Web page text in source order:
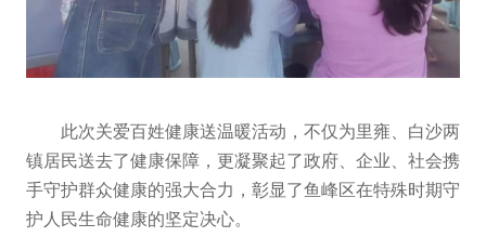
此次关爱百姓健康送温暖活动，不仅为里雍、白沙两
镇居民送去了健康保障，更凝聚起了政府、企业、社会携
手守护群众健康的强大合力，彰显了鱼峰区在特殊时期守
护人民生命健康的坚定决心。